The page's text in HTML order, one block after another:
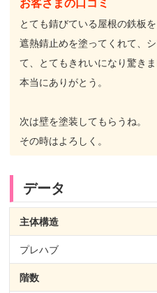
お客さまの口コミ
とても錆びている屋根の鉄板
遮熱錆止めを塗ってくれて、
て、とてもきれいになり驚きま
本当にありがとう。
次は壁を塗装してもらうね。
その時はよろしく。
データ
主体構造
プレハブ
階数